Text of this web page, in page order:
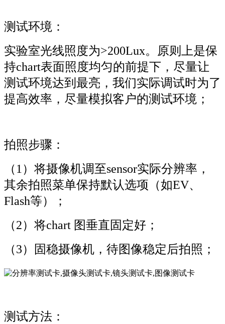
测试环境：
实验室光线照度为>200Lux。原则上是保
持chart表面照度均匀的前提下，尽量让
测试环境达到最亮，我们实际调试时为了
提高效率，尽量模拟客户的测试环境；
拍照步骤：
（1）将摄像机调至sensor实际分辨率，
其余拍照菜单保持默认选项（如EV、
Flash等）；
（2）将chart 图垂直固定好；
（3）固稳摄像机，待图像稳定后拍照；
测试方法：